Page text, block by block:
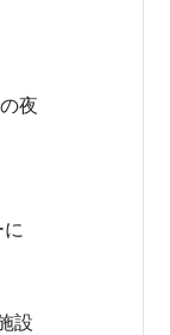
夜
に
設